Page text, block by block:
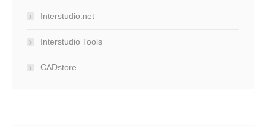
Interstudio.net
Interstudio Tools
CADstore